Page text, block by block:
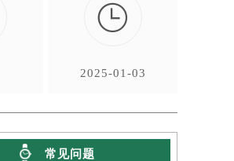

2025-01-03
常见问题